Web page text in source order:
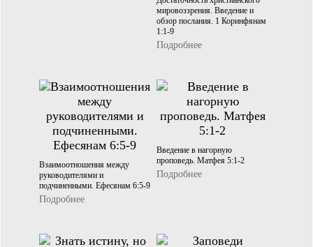
мировоззрения. Введение и
обзор послания. 1 Коринфянам
1:1-9
Подробнее
Взаимоотношения между
руководителями и
подчиненными. Ефесянам 6:5-9
Подробнее
Введение в нагорную
проповедь. Матфея 5:1-2
Подробнее